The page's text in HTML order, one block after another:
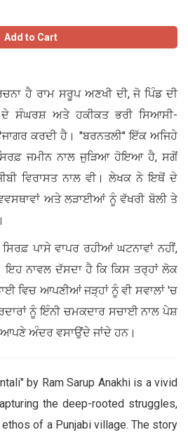
Add to Cart
ਹੈ ਰਾਮ ਸਰੂਪ ਅਣਖੀ ਦੀ, ਜੋ ਪਿੰਡ ਦੀ
ਦੇ ਸੰਘਰਸ਼ ਅਤੇ ਹਕੀਕਤ ਭਰੀ ਸਿਆਸੀ-
ਕਰਦੀ ਹੈ। "ਬਰਨਤਲੀ" ਇੱਕ ਅਜਿਹੇ
ਜਮੀਨ ਨਾਲ ਜੁੜਿਆ ਹੋਇਆ ਹੈ, ਸਗੋਂ
ਵਿਰਾਸਤ ਨਾਲ ਵੀ। ਲੇਖਕ ਨੇ ਇਥੋਂ ਦੇ
ਅਤੇ ਲੜਾਈਆਂ ਨੂੰ ਵੱਖਰੀ ਬੋਲੀ ਤੇ
ਪਾਸੇ ਵਾਪਰ ਰਹੀਆਂ ਘਟਨਾਵਾਂ ਨਹੀਂ,
ਨਾਵਲ ਦੱਸਦਾ ਹੈ ਕਿ ਕਿਸ ਤਰ੍ਹਾਂ ਲੋਕ
ਵਿਚ ਆਪਣੀਆਂ ਜੜ੍ਹਾਂ ਨੂੰ ਵੀ ਸਵਾਲਾਂ 'ਚ
ਨੂੰ ਇੰਨੀ ਚਮਕਦਾਰ ਸਚਾਈ ਨਾਲ ਪੇਸ਼
ਆਪਣੇ ਅੰਦਰ ਵਸਾਉਂਦੇ ਜਾਂਦੇ ਹਨ।
by Ram Sarup Anakhi is a vivid
the deep-rooted struggles,
of a Punjabi village. The story